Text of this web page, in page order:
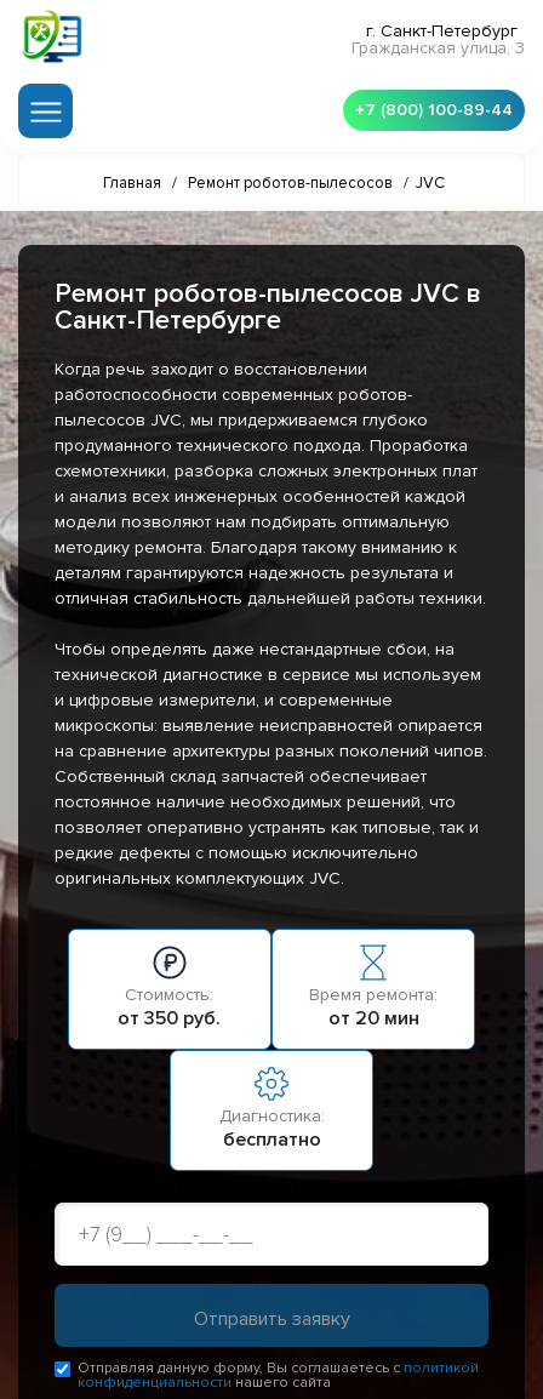
г. Санкт-Петербург
Гражданская улица, 3
+7 (800) 100-89-44
Главная / Ремонт роботов-пылесосов / JVC
Ремонт роботов-пылесосов JVC в
Санкт-Петербурге
Когда речь заходит о восстановлении
работоспособности современных роботов-
пылесосов JVC, мы придерживаемся глубоко
продуманного технического подхода. Проработка
схемотехники, разборка сложных электронных плат
и анализ всех инженерных особенностей каждой
модели позволяют нам подбирать оптимальную
методику ремонта. Благодаря такому вниманию к
деталям гарантируются надежность результата и
отличная стабильность дальнейшей работы техники.
Чтобы определять даже нестандартные сбои, на
технической диагностике в сервисе мы используем
и цифровые измерители, и современные
микроскопы: выявление неисправностей опирается
на сравнение архитектуры разных поколений чипов.
Собственный склад запчастей обеспечивает
постоянное наличие необходимых решений, что
позволяет оперативно устранять как типовые, так и
редкие дефекты с помощью исключительно
оригинальных комплектующих JVC.
Стоимость:
от 350 руб.
Время ремонта:
от 20 мин
Диагностика:
бесплатно
Отправляя данную форму, Вы соглашаетесь с политикой
конфиденциальности нашего сайта